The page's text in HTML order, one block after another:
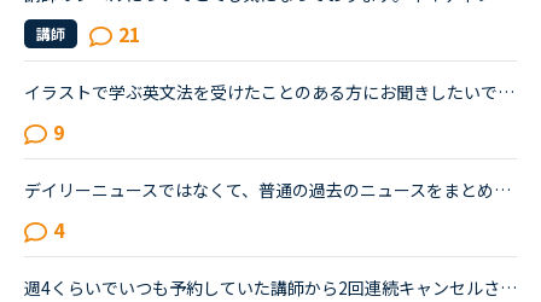
講師 21
イラストで学ぶ英文法を受けたことのある方にお聞きしたいです。私は普段、普通の文法（初級〜中級）と幾つかのアウトプット教材を並行して受けています。喋る練習をするのがとにかく楽しいので最近は５分間ディ...
9
デイリーニュースではなくて、普通の過去のニュースをまとめた方のニュースの受講について、受講経験のある方教えてください。昨日初めてニュース中級を3つ受けました。スクリプトを見ずに、最初にオーディオを聞...
4
週4くらいでいつも予約していた講師から2回連続キャンセルされました。その先生はとても教えるのがうまいので評価もよく、ファンもついている感じですが、予約自体はほぼ私だけが一日一回いれている感じです。ご...